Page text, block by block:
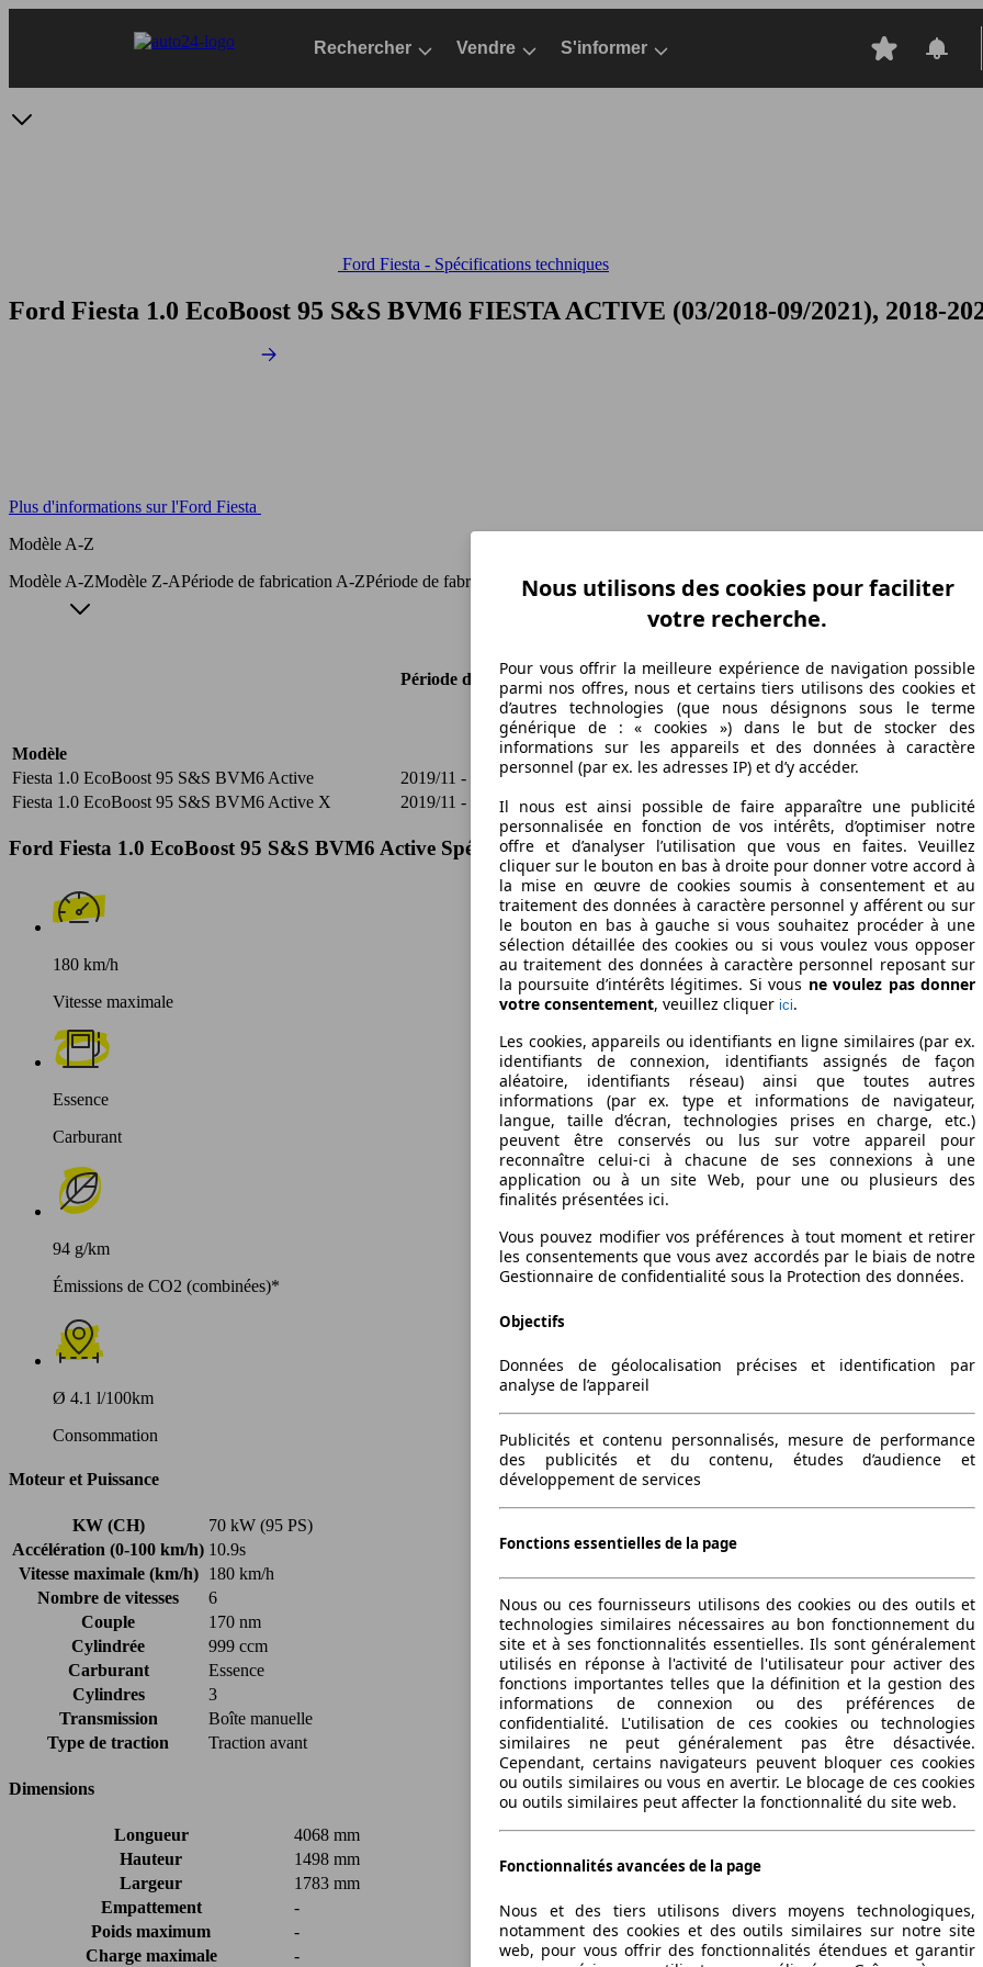
Rechercher Vendre S'informer
Ford Fiesta - Spécifications techniques
Ford Fiesta 1.0 EcoBoost 95 S&S BVM6 FIESTA ACTIVE (03/2018-09/2021), 2018-
Plus d'informations sur l'Ford Fiesta
Modèle A-Z
Modèle A-ZModèle Z-APériode de fabrication A-ZPériode de fabrication Z-APuissance A-ZPuissance Z-AØ Consommation A-ZØ
Modèle
Période de fabrication Puissance Ø Consommation
Fiesta 1.0 EcoBoost 95 S&S BVM6 Active 2019/11 - 2021/04 70 KW (95 PS) 4.1 l/100km
Fiesta 1.0 EcoBoost 95 S&S BVM6 Active X
2019/11 - 2021/04 70 KW (95 PS) 4.1 l/100km
Ford Fiesta 1.0 EcoBoost 95 S&S BVM6 Active Spécifications techniques
180 km/h
Vitesse maximale
Essence
Carburant
94 g/km
Émissions de CO2 (combinées)*
Ø 4.1 l/100km
Consommation
Moteur et Puissance
KW (CH)
70 kW (95 PS)
Accélération (0-100 km/h) 10.9s
Vitesse maximale (km/h)
180 km/h
Nombre de vitesses
6
Couple
170 nm
Cylindrée
999 ccm
Carburant
Essence
Cylindres
3
Transmission
Boîte manuelle
Type de traction
Traction avant
Dimensions
Longueur
4068 mm
Hauteur
1498 mm
Largeur
1783 mm
Empattement
-
Poids maximum
-
Charge maximale
-
Nous utilisons des cookies pour faciliter
votre recherche.
Pour vous offrir la meilleure expérience de navigation possible
parmi nos offres, nous et certains tiers utilisons des cookies et
d’autres technologies (que nous désignons sous le terme
générique de : « cookies ») dans le but de stocker des
informations sur les appareils et des données à caractère
personnel (par ex. les adresses IP) et d’y accéder.
Il nous est ainsi possible de faire apparaître une publicité
personnalisée en fonction de vos intérêts, d’optimiser notre
offre et d’analyser l’utilisation que vous en faites. Veuillez
cliquer sur le bouton en bas à droite pour donner votre accord à
la mise en œuvre de cookies soumis à consentement et au
traitement des données à caractère personnel y afférent ou sur
le bouton en bas à gauche si vous souhaitez procéder à une
sélection détaillée des cookies ou si vous voulez vous opposer
au traitement des données à caractère personnel reposant sur
la poursuite d’intérêts légitimes. Si vous ne voulez pas donner
votre consentement, veuillez cliquer ici.
Les cookies, appareils ou identifiants en ligne similaires (par ex.
identifiants de connexion, identifiants assignés de façon
aléatoire, identifiants réseau) ainsi que toutes autres
informations (par ex. type et informations de navigateur,
langue, taille d’écran, technologies prises en charge, etc.)
peuvent être conservés ou lus sur votre appareil pour
reconnaître celui-ci à chacune de ses connexions à une
application ou à un site Web, pour une ou plusieurs des
finalités présentées ici.
Vous pouvez modifier vos préférences à tout moment et retirer
les consentements que vous avez accordés par le biais de notre
Gestionnaire de confidentialité sous la Protection des données.
Objectifs
Données de géolocalisation précises et identification par
analyse de l’appareil
Publicités et contenu personnalisés, mesure de performance
des publicités et du contenu, études d’audience et
développement de services
Fonctions essentielles de la page
Nous ou ces fournisseurs utilisons des cookies ou des outils et
technologies similaires nécessaires au bon fonctionnement du
site et à ses fonctionnalités essentielles. Ils sont généralement
utilisés en réponse à l'activité de l'utilisateur pour activer des
fonctions importantes telles que la définition et la gestion des
informations de connexion ou des préférences de
confidentialité. L'utilisation de ces cookies ou technologies
similaires ne peut généralement pas être désactivée.
Cependant, certains navigateurs peuvent bloquer ces cookies
ou outils similaires ou vous en avertir. Le blocage de ces cookies
ou outils similaires peut affecter la fonctionnalité du site web.
Fonctionnalités avancées de la page
Nous et des tiers utilisons divers moyens technologiques,
notamment des cookies et des outils similaires sur notre site
web, pour vous offrir des fonctionnalités étendues et garantir